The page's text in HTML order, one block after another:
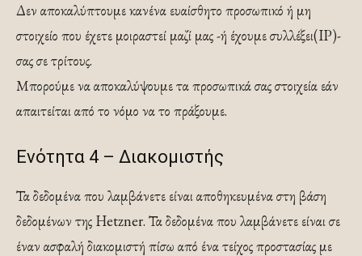
Δεν αποκαλύπτουμε κανένα ευαίσθητο προσωπικό ή μη
στοιχείο που έχετε μοιραστεί μαζί μας -ή έχουμε συλλέξει(IP)-
σας σε τρίτους.
Μπορούμε να αποκαλύψουμε τα προσωπικά σας στοιχεία εάν
απαιτείται από το νόμο να το πράξουμε.
Ενότητα 4 – Διακομιστής
Τα δεδομένα που λαμβάνετε είναι αποθηκευμένα στη βάση
δεδομένων της Hetzner. Τα δεδομένα που λαμβάνετε είναι σε
έναν ασφαλή διακομιστή πίσω από ένα τείχος προστασίας με